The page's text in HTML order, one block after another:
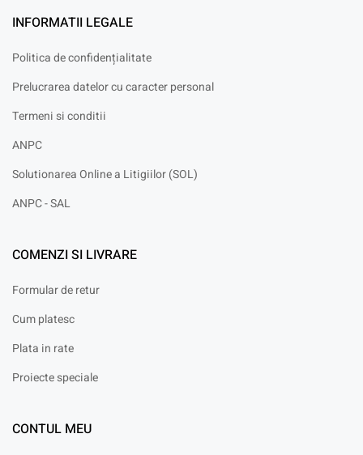
INFORMATII LEGALE
Politica de confidențialitate
Prelucrarea datelor cu caracter personal
Termeni si conditii
ANPC
Solutionarea Online a Litigiilor (SOL)
ANPC - SAL
COMENZI SI LIVRARE
Formular de retur
Cum platesc
Plata in rate
Proiecte speciale
CONTUL MEU